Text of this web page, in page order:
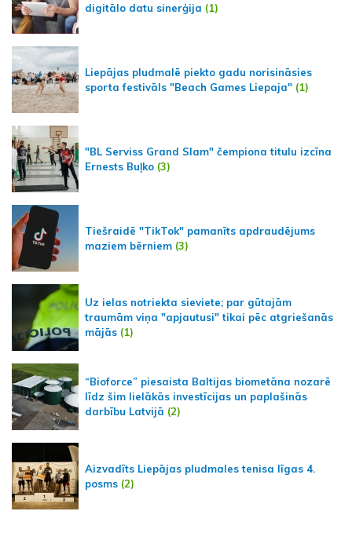
digitālo datu sinerģija (1)
Liepājas pludmalē piekto gadu norisināsies
sporta festivāls "Beach Games Liepaja" (1)
"BL Serviss Grand Slam" čempiona titulu izcīna
Ernests Buļko (3)
Tiešraidē "TikTok" pamanīts apdraudējums
maziem bērniem (3)
Uz ielas notriekta sieviete; par gūtajām
traumām viņa "apjautusi" tikai pēc atgriešanās
mājās (1)
“Bioforce” piesaista Baltijas biometāna nozarē
līdz šim lielākās investīcijas un paplašinās
darbību Latvijā (2)
Aizvadīts Liepājas pludmales tenisa līgas 4.
posms (2)